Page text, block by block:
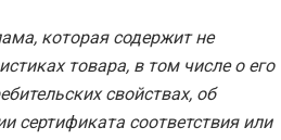
которая содержит не
товара, в том числе о его
свойствах, об
сертификата соответствия или